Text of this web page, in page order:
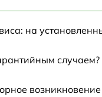
на
случаем?